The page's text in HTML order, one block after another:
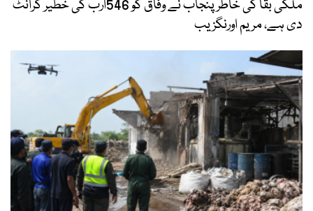
ملکی بقا کی خاطر پنجاب نے وفاق کو 546ارب کی خطیر گرانٹ
دی ہے، مریم اورنگزیب